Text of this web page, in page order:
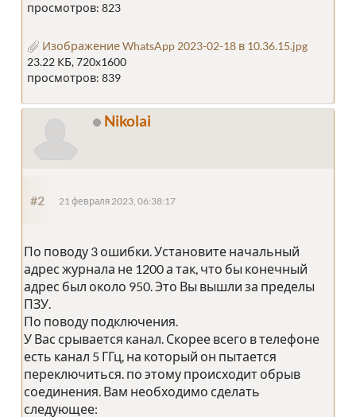
просмотров: 823
Изображение WhatsApp 2023-02-18 в 10.36.15.jpg
23.22 КБ, 720x1600
просмотров: 839
Nikolai
#2 21 февраля 2023, 06:38:17
По поводу 3 ошибки. Установите начальный
адрес журнала не 1200 а так, что бы конечный
адрес был около 950. Это Вы вышли за пределы
ПЗУ.
По поводу подключения.
У Вас срывается канал. Скорее всего в телефоне
есть канал 5 ГГц, на который он пытается
переключиться. по этому происходит обрыв
соединения. Вам необходимо сделать
следующее: